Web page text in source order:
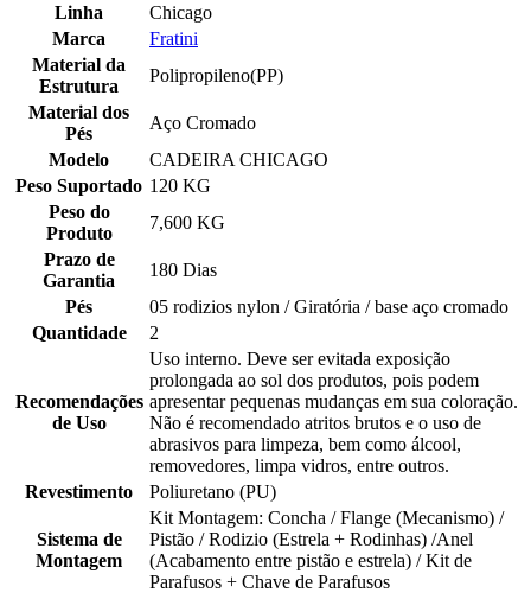
Linha
Chicago
Marca
Fratini
Material da
Estrutura
Polipropileno(PP)
Material dos
Pés
Aço Cromado
Modelo
CADEIRA CHICAGO
Peso Suportado 120 KG
Peso do
Produto
7,600 KG
Prazo de
Garantia
180 Dias
Pés
05 rodizios nylon / Giratória / base aço cromado
Quantidade
2
Recomendações
de Uso
Uso interno. Deve ser evitada exposição
prolongada ao sol dos produtos, pois podem
apresentar pequenas mudanças em sua coloração.
Não é recomendado atritos brutos e o uso de
abrasivos para limpeza, bem como álcool,
removedores, limpa vidros, entre outros.
Revestimento
Poliuretano (PU)
Sistema de
Montagem
Kit Montagem: Concha / Flange (Mecanismo) /
Pistão / Rodizio (Estrela + Rodinhas) /Anel
(Acabamento entre pistão e estrela) / Kit de
Parafusos + Chave de Parafusos